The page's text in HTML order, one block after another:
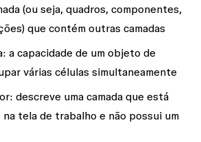
(ou seja, quadros, componentes,
que contém outras camadas
: a capacidade de um objeto de
várias células simultaneamente
: descreve uma camada que está
tela de trabalho e não possui um